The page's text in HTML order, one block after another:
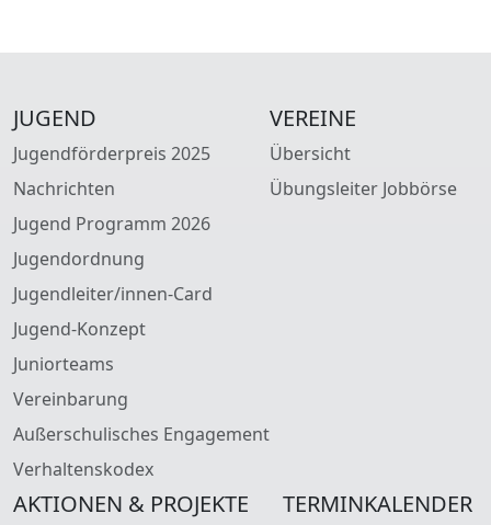
JUGEND
Jugendförderpreis 2025
Nachrichten
Jugend Programm 2026
Jugendordnung
Jugendleiter/innen-Card
Jugend-Konzept
Juniorteams
Vereinbarung
Außerschulisches Engagement
Verhaltenskodex
VEREINE
Übersicht
Übungsleiter Jobbörse
AKTIONEN & PROJEKTE TERMINKALENDER